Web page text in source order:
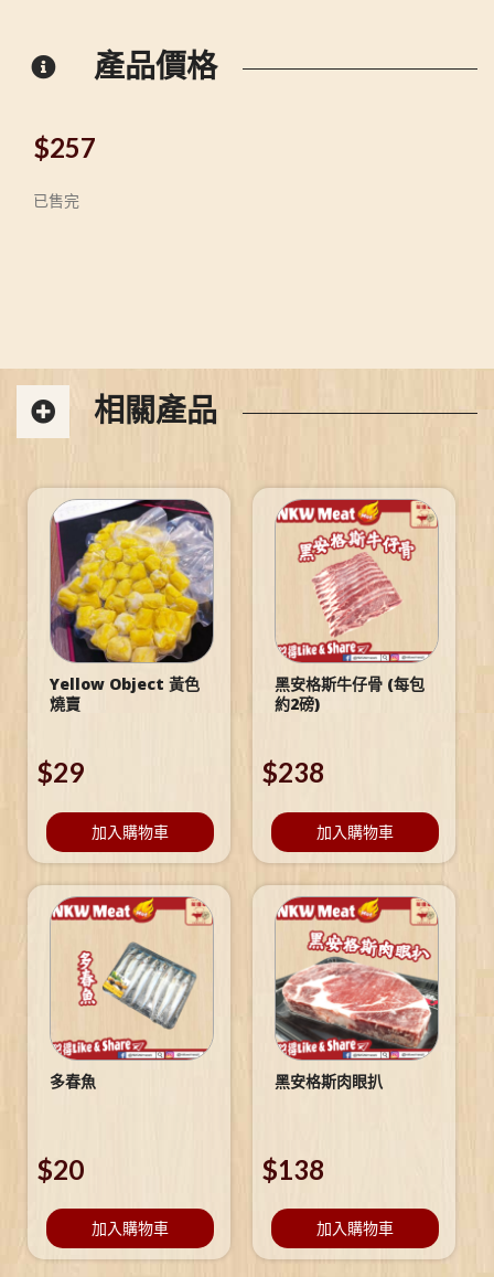
產品價格
$257
已售完
相關產品
Yellow Object 黃色
燒賣
$29
加入購物車
黑安格斯牛仔骨 (每包
約2磅)
$238
加入購物車
多春魚
$20
加入購物車
黑安格斯肉眼扒
$138
加入購物車